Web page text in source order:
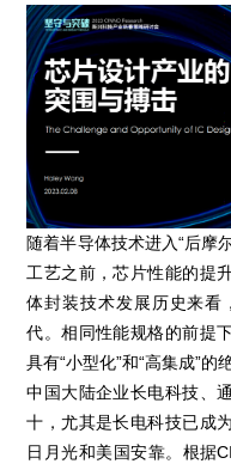
随着半导体技术进入“后摩
工艺之前，芯片性能的提
体封装技术发展历史来看
代。相同性能规格的前提
具有“小型化”和“高集成”的
中国大陆企业长电科技、
十，尤其是长电科技已成
日月光和美国安靠。根据